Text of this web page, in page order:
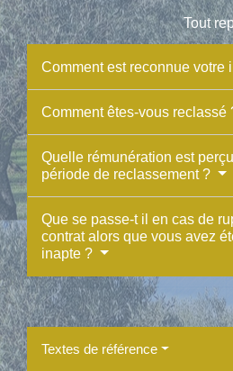
Tout
Comment est reconnue votre
Comment êtes-vous reclassé
Quelle rémunération est
période de reclassement ?
Que se passe-t il en cas de
contrat alors que vous avez
inapte ?
Textes de référence